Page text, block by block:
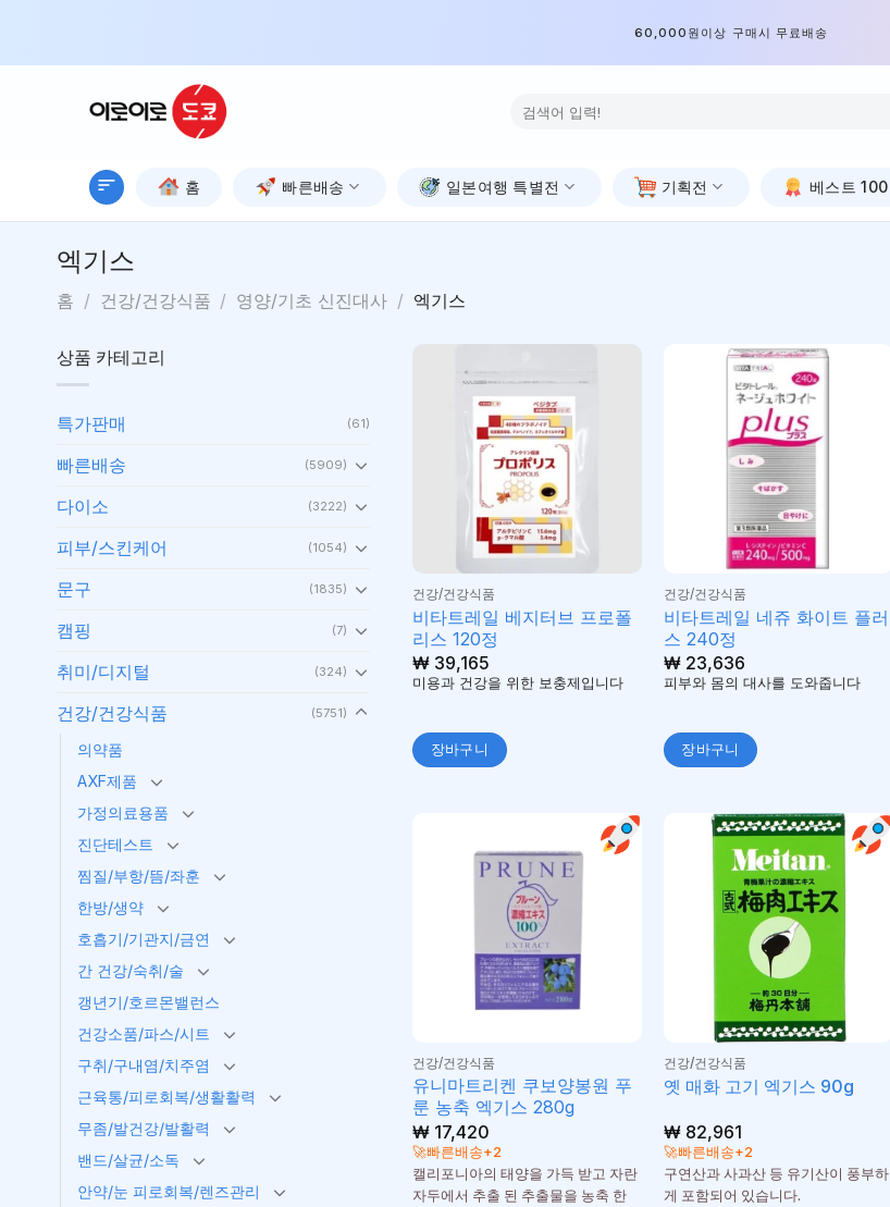
content
60,000원이상 구매시 무료배송
색:
홈 빠른배송 일본여행 특별전 기획전 베스트 100
엑기스
홈 / 건강/건강식품 / 영양/기초 신진대사 / 엑기스
상품 카테고리
특가판매 (61)
빠른배송 (5909)
다이소 (3222)
피부/스킨케어 (1054)
문구 (1835)
캠핑 (7)
취미/디지털 (324)
건강/건강식품 (5751)
의약품
AXF제품
가정의료용품
진단테스트
찜질/부항/뜸/좌훈
한방/생약
호흡기/기관지/금연
간 건강/숙취/술
갱년기/호르몬밸런스
건강소품/파스/시트
구취/구내염/치주염
근육통/피로회복/생활활력
무좀/발건강/발활력
밴드/살균/소독
안약/눈 피로회복/렌즈관리
건강/건강식품
비타트레일 베지터브 프로폴
리스 120정
₩ 39,165
미용과 건강을 위한 보충제입니다
장바구니
건강/건강식품
비타트레일 네쥬 화이트 플러
스 240정
₩23,636
피부와 몸의 대사를 도와줍니다
장바구니
건강/건강식품
유니마트리켄 쿠보양봉원 푸
룬 농축 엑기스 280g
₩ 17,420
🚀빠른배송+2
캘리포니아의 태양을 가득 받고 자란
자두에서 추출 된 추출물을 농축 한
건강/건강식품
옛 매화 고기 엑기스 90g
₩82,961
🚀빠른배송+2
구연산과 사과산 등 유기산이 풍부하
게 포함되어 있습니다.